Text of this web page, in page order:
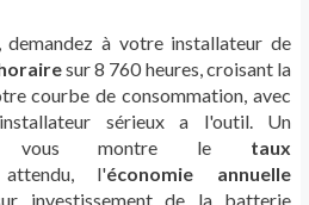
à votre installateur de
sur 8 760 heures, croisant la
courbe de consommation, avec
sérieux a l'outil. Un
vous montre le taux
l'économie annuelle
investissement de la batterie